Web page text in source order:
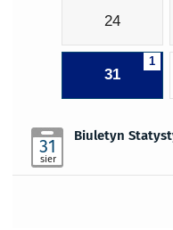
24
1
31
31
sier
Biuletyn